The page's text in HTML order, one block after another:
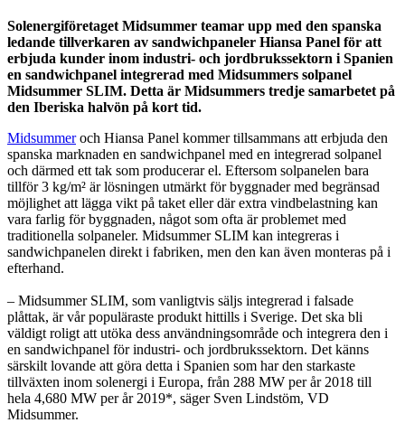
Solenergiföretaget Midsummer teamar upp med den spanska
ledande tillverkaren av sandwichpaneler Hiansa Panel för att
erbjuda kunder inom industri- och jordbrukssektorn i Spanien
en sandwichpanel integrerad med Midsummers solpanel
Midsummer SLIM. Detta är Midsummers tredje samarbetet på
den Iberiska halvön på kort tid.
Midsummeroch Hiansa Panel kommer tillsammans att erbjuda den
spanska marknaden en sandwichpanel med en integrerad solpanel
och därmed ett tak som producerar el. Eftersom solpanelen bara
tillför 3 kg/m² är lösningen utmärkt för byggnader med begränsad
möjlighet att lägga vikt på taket eller där extra vindbelastning kan
vara farlig för byggnaden, något som ofta är problemet med
traditionella solpaneler. Midsummer SLIM kan integreras i
sandwichpanelen direkt i fabriken, men den kan även monteras på i
efterhand.
– Midsummer SLIM, som vanligtvis säljs integrerad i falsade
plåttak, är vår populäraste produkt hittills i Sverige. Det ska bli
väldigt roligt att utöka dess användningsområde och integrera den i
en sandwichpanel för industri- och jordbrukssektorn. Det känns
särskilt lovande att göra detta i Spanien som har den starkaste
tillväxten inom solenergi i Europa, från 288 MW per år 2018 till
hela 4,680 MW per år 2019*, säger Sven Lindstöm, VD
Midsummer.